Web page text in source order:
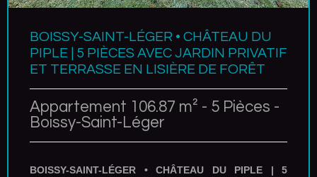
BOISSY-SAINT-LÉGER • CHÂTEAU DU
PIPLE | 5 PIÈCES AVEC JARDIN PRIVATIF
ET TERRASSE EN LISIÈRE DE FORÊT
Appartement 106.87 m² - 5 Pièces -
Boissy-Saint-Léger
BOISSY-SAINT-LÉGER • CHÂTEAU DU PIPLE | 5